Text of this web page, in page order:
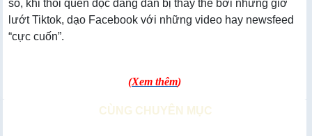
số, khi thói quen đọc đang dần bị thay thế bởi những giờ
lướt Tiktok, dạo Facebook với những video hay newsfeed
“cực cuốn”.
(Xem thêm)
CÙNG CHUYÊN MỤC